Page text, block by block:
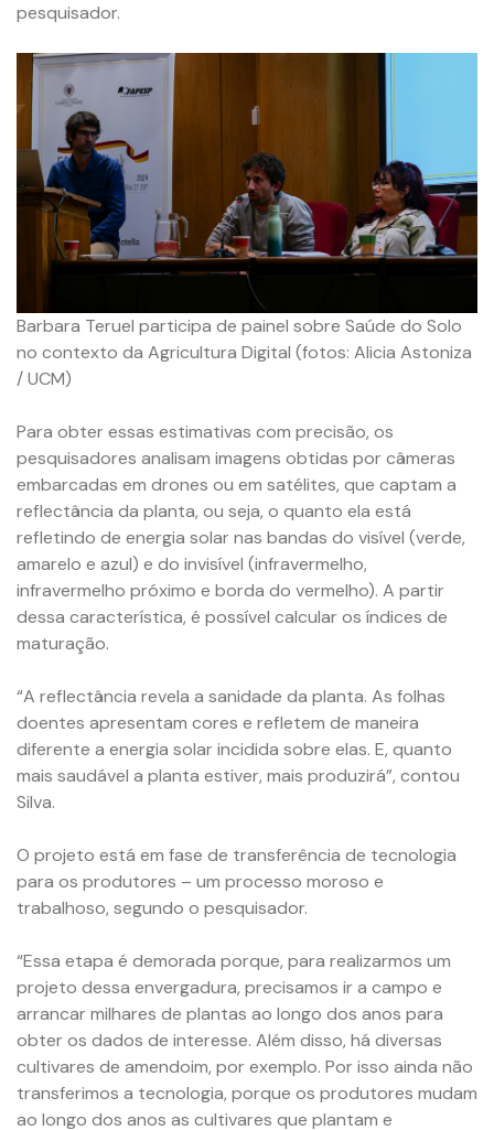
pesquisador.
Barbara Teruel participa de painel sobre Saúde do Solo
no contexto da Agricultura Digital (fotos: Alicia Astoniza
/ UCM)
Para obter essas estimativas com precisão, os
pesquisadores analisam imagens obtidas por câmeras
embarcadas em drones ou em satélites, que captam a
reflectância da planta, ou seja, o quanto ela está
refletindo de energia solar nas bandas do visível (verde,
amarelo e azul) e do invisível (infravermelho,
infravermelho próximo e borda do vermelho). A partir
dessa característica, é possível calcular os índices de
maturação.
“A reflectância revela a sanidade da planta. As folhas
doentes apresentam cores e refletem de maneira
diferente a energia solar incidida sobre elas. E, quanto
mais saudável a planta estiver, mais produzirá”, contou
Silva.
O projeto está em fase de transferência de tecnologia
para os produtores – um processo moroso e
trabalhoso, segundo o pesquisador.
“Essa etapa é demorada porque, para realizarmos um
projeto dessa envergadura, precisamos ir a campo e
arrancar milhares de plantas ao longo dos anos para
obter os dados de interesse. Além disso, há diversas
cultivares de amendoim, por exemplo. Por isso ainda não
transferimos a tecnologia, porque os produtores mudam
ao longo dos anos as cultivares que plantam e